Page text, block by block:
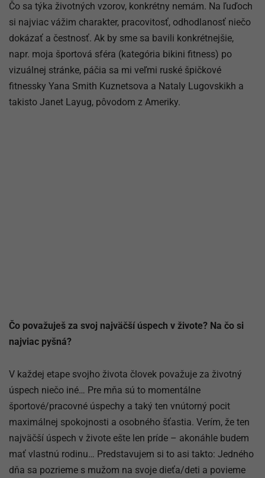
Čo sa týka životných vzorov, konkrétny nemám. Na ľuďoch
si najviac vážim charakter, pracovitosť, odhodlanosť niečo
dokázať a čestnosť. Ak by sme sa bavili konkrétnejšie,
napr. moja športová sféra (kategória bikini fitness) po
vizuálnej stránke, páčia sa mi veľmi ruské špičkové
fitnessky Yana Smith Kuznetsova a Nataly Lugovskikh a
takisto Janet Layug, pôvodom z Ameriky.
Čo považuješ za svoj najväčší úspech v živote? Na čo si
najviac pyšná?
V každej etape svojho života človek považuje za životný
úspech niečo iné… Pre mňa sú to momentálne
športové/pracovné úspechy a taký ten vnútorný pocit
maximálnej spokojnosti a osobného šťastia. Verím, že ten
najväčší úspech v živote ešte len príde – akonáhle budem
mať vlastnú rodinu… Predstavujem si to asi takto: Jedného
dňa sa pozrieme s mužom na svoje dieťa/deti a povieme